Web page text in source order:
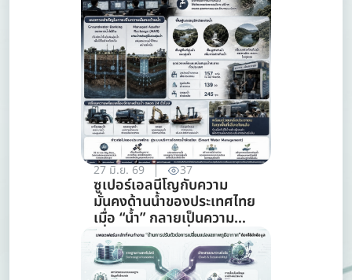
27 มิ.ย. 69 37
ซูเปอร์เอลนีโญกับความ
มั่นคงด้านน้ำของประเทศไทย
เมื่อ “น้ำ” กลายเป็นความ
เสี่ยงอันดับแรกที่ทุกภาคส่วน
ต้องร่วมรับมือ (การจัดการ
ทรัพยากรน้ำ)